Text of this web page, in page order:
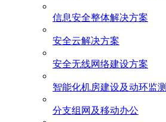
信息安全整体解决方案
安全云解决方案
安全无线网络建设方案
智能化机房建设及动环监测
分支组网及移动办公